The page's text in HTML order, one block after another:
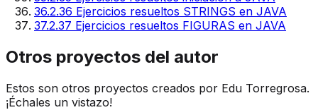
36.2.36 Ejercicios resueltos STRINGS en JAVA
37.2.37 Ejercicios resueltos FIGURAS en JAVA
Otros proyectos del autor
Estos son otros proyectos creados por Edu Torregrosa.
¡Échales un vistazo!